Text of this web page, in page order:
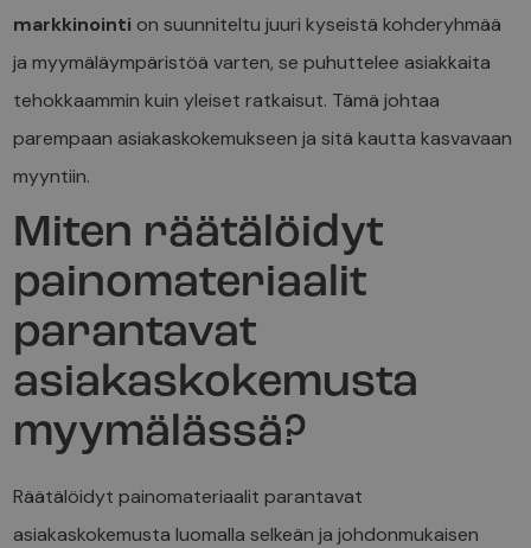
markkinointi on suunniteltu juuri kyseistä kohderyhmää
ja myymäläympäristöä varten, se puhuttelee asiakkaita
tehokkaammin kuin yleiset ratkaisut. Tämä johtaa
parempaan asiakaskokemukseen ja sitä kautta kasvavaan
myyntiin.
Miten räätälöidyt
painomateriaalit
parantavat
asiakaskokemusta
myymälässä?
Räätälöidyt painomateriaalit parantavat
asiakaskokemusta luomalla selkeän ja johdonmukaisen